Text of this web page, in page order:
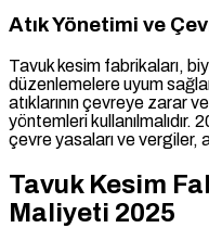
Atık Yönetimi ve
Tavuk kesim fabrikaları,
düzenlemelere uyum
atıklarının çevreye zarar
yöntemleri kullanılmalıdır.
çevre yasaları ve vergiler,
Tavuk Kesim
Maliyeti 2025